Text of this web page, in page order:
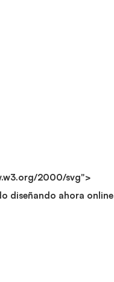
2000/svg">
diseñando ahora online